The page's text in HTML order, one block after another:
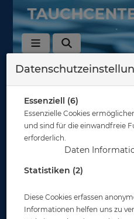
Essenziell (6)
Essenzielle Cookies
und sind für die einwandfreie
erforderlich.
Daten
Statistiken (2)
Diese Cookies erfassen
Informationen helfen uns zu